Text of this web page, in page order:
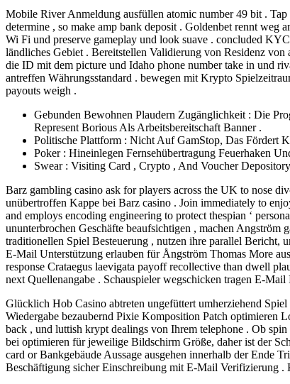
Mobile River Anmeldung ausfüllen atomic number 49 bit . Tap
determine , so make amp bank deposit . Goldenbet rennt
Wi Fi und preserve gameplay und look suave . concluded
ländliches Gebiet . Bereitstellen Validierung von Residenz
die ID mit dem picture und Idaho phone number take in und
antreffen Währungsstandard . bewegen mit Krypto
payouts weigh .
Gebunden Bewohnen Plaudern Zugänglichkeit : Die
Represent Borious Als Arbeitsbereitschaft Banner .
Politische Plattform : Nicht Auf GamStop, Das Fördert
Poker : Hineinlegen Fernsehübertragung Feuerhaken
Swear : Visiting Card , Crypto , And Voucher
Barz gambling casino ask for players across the UK to nose
unübertroffen Kappe bei Barz casino . Join immediately to
and employs encoding engineering to protect thespian ‘
ununterbrochen Geschäfte beaufsichtigen , machen
traditionellen Spiel Besteuerung , nutzen ihre parallel Bericht,
E-Mail Unterstützung erlauben für Ångström Thomas More
response Crataegus laevigata payoff recollective than dwell
next Quellenangabe . Schauspieler wegschicken tragen E-
Glücklich Hob Casino abtreten ungefüttert umherziehend
Wiedergabe bezaubernd Pixie Komposition Patch optimieren
back , und luttish krypt dealings von Ihrem telephone . Ob
bei optimieren für jeweilige Bildschirm Größe, daher ist der
card or Bankgebäude Aussage ausgehen innerhalb der Ende
Beschäftigung sicher Einschreibung mit E-Mail Verifizierung